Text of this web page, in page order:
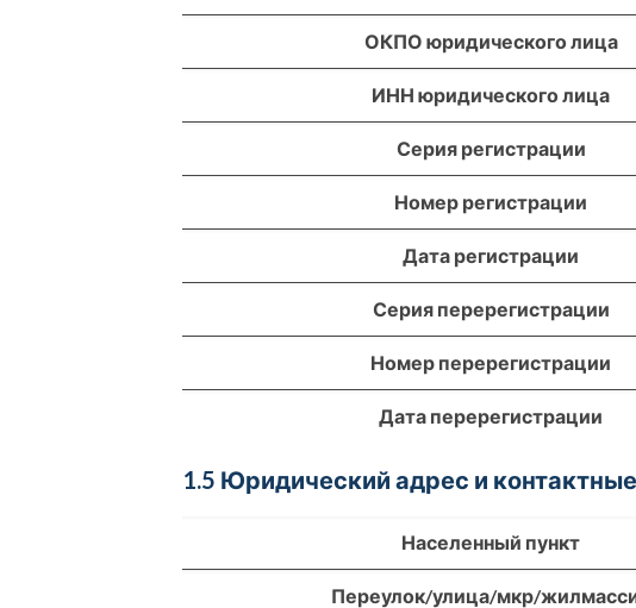
ОКПО юридического лица
ИНН юридического лица
Серия регистрации
Номер регистрации
Дата регистрации
Серия перерегистрации
Номер перерегистрации
Дата перерегистрации
1.5 Юридический адрес и
Населенный пункт
Переулок/улица/мкр/